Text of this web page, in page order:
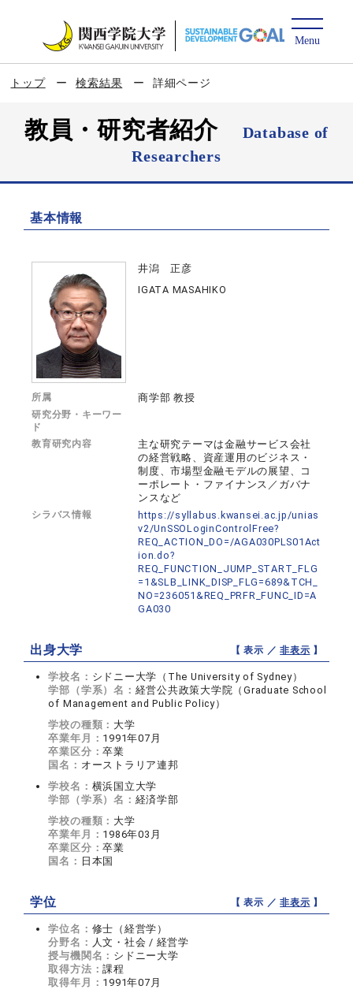
トップ 検索結果 詳細ページ
教員・研究者紹介
Database of
Researchers
基本情報
井潟 正彦
IGATA MASAHIKO
所属 商学部 教授
研究分野・キーワー
ド
教育研究内容
主な研究テーマは金融サービス会社
の経営戦略、資産運用のビジネス・
制度、市場型金融モデルの展望、コ
ーポレート・ファイナンス／ガバナ
ンスなど
シラバス情報
https://syllabus.kwansei.ac.jp/unias
v2/UnSSOLoginControlFree?
REQ_ACTION_DO=/AGA030PLS01Act
ion.do?
REQ_FUNCTION_JUMP_START_FLG
=1&SLB_LINK_DISP_FLG=689&TCH_
NO=236051&REQ_PRFR_FUNC_ID=A
GA030
出身大学 【 表示 ／非表示 】
学校名： シドニー大学（The University of Sydney）
学部（学系）名： 経営公共政策大学院（Graduate School
of Management and Public Policy）
学校の種類： 大学
卒業年月： 1991年07月
卒業区分：卒業
国名： オーストラリア連邦
学校名： 横浜国立大学
学部（学系）名： 経済学部
学校の種類： 大学
卒業年月： 1986年03月
卒業区分：卒業
国名： 日本国
学位 【 表示 ／非表示 】
学位名： 修士（経営学）
分野名： 人文・社会 / 経営学
授与機関名： シドニー大学
取得方法：課程
取得年月： 1991年07月